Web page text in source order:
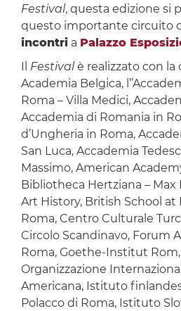
Festival, questa edizione si
questo importante circuito
incontria Palazzo
Festivalè realizzato con la
Academia Belgica,
Roma – Villa Medici,
Accademia di Romania in
d’Ungheria in Roma,
San Luca, Accademia
Massimo, American
Bibliotheca Hertziana –
Art History, British School at
Roma, Centro Culturale
Circolo Scandinavo, Forum
Roma, Goethe-Institut Rom,
Organizzazione
Americana, Istituto
Polacco di Roma, Istituto